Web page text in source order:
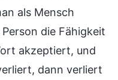
als Mensch
die Fähigkeit
akzeptiert, und
dann verliert